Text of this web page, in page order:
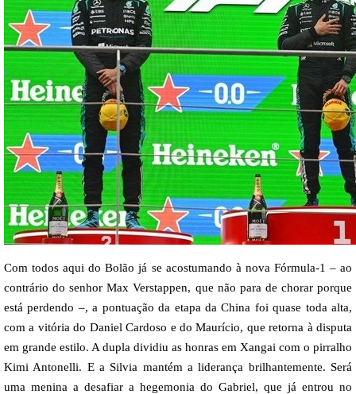
Com todos aqui do Bolão já se acostumando à nova Fórmula-1 – ao
contrário do senhor Max Verstappen, que não para de chorar porque
está perdendo –, a pontuação da etapa da China foi quase toda alta,
com a vitória do Daniel Cardoso e do Maurício, que retorna à disputa
em grande estilo. A dupla dividiu as honras em Xangai com o pirralho
Kimi Antonelli. E a Silvia mantém a liderança brilhantemente. Será
uma menina a desafiar a hegemonia do Gabriel, que já entrou no